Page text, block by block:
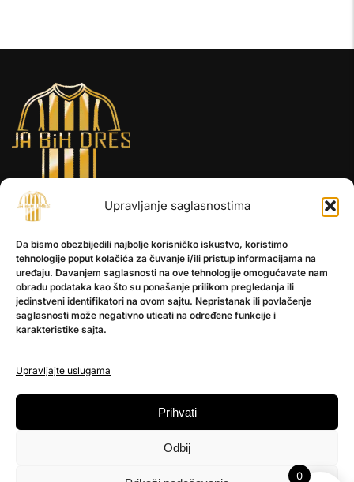
Upravljanje saglasnostima
Da bismo obezbijedili najbolje korisničko iskustvo, koristimo
tehnologije poput kolačića za čuvanje i/ili pristup informacijama na
uređaju. Davanjem saglasnosti na ove tehnologije omogućavate nam
obradu podataka kao što su ponašanje prilikom pregledanja ili
jedinstveni identifikatori na ovom sajtu. Nepristanak ili povlačenje
saglasnosti može negativno uticati na određene funkcije i
karakteristike sajta.
Upravljajte uslugama
Prihvati
Odbij
INFORMACIJE
O nama
Kontakt
POMOĆ
Politika privatnosti
PRATITE NAS
Instagram
0